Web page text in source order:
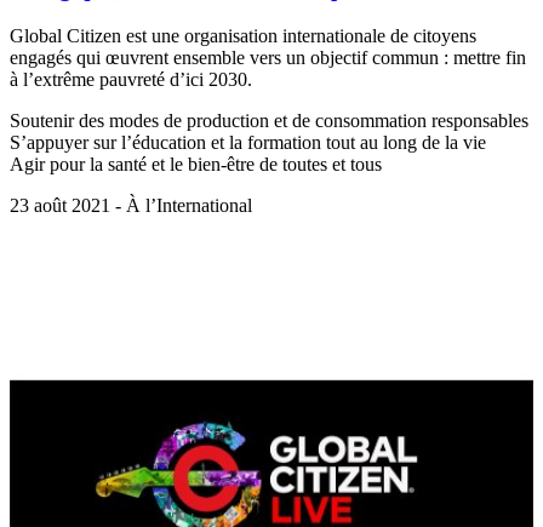
Global Citizen est une organisation internationale de citoyens
engagés qui œuvrent ensemble vers un objectif commun : mettre fin
à l’extrême pauvreté d’ici 2030.
Soutenir des modes de production et de consommation responsables
S’appuyer sur l’éducation et la formation tout au long de la vie
Agir pour la santé et le bien-être de toutes et tous
23 août 2021 - À l’International